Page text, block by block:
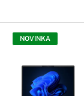
NOVINKA